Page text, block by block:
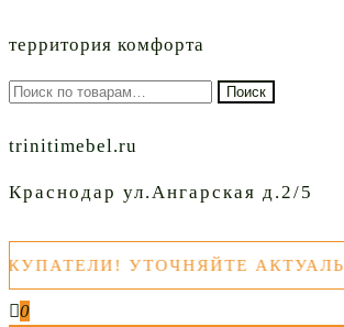
территория комфорта
Искать: Поиск
trinitimebel.ru
Краснодар ул.Ангарская д.2/5
УТОЧНЯЙТЕ
0